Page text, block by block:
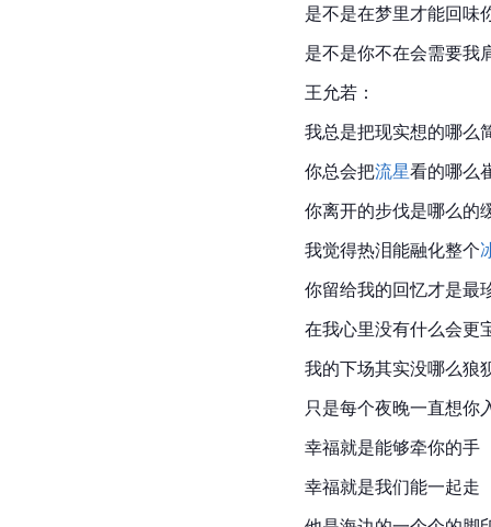
是不是在梦里才能回味
是不是你不在会需要我
王允若：
我总是把现实想的哪么
你总会把流星看的哪么
你离开的步伐是哪么的
我觉得热泪能融化整个
你留给我的回忆才是最
在我心里没有什么会更
我的下场其实没哪么狼
只是每个夜晚一直想你
幸福就是能够牵你的手
幸福就是我们能一起走